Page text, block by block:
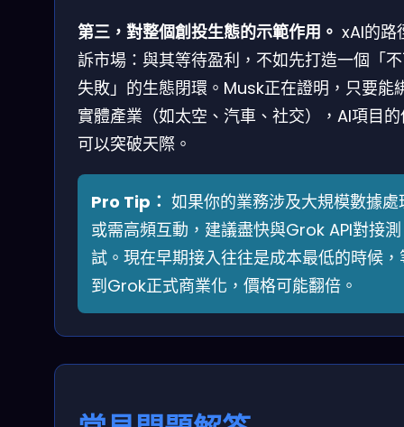
第三，對整個創投生態的示範作用。 xAI的路
訴市場：與其等待盈利，不如先打造一個「
失敗」的生態閉環。Musk正在證明，只要能
實體產業（如太空、汽車、社交），AI項目
可以突破天際。
Pro Tip： 如果你的業務涉及大規模數據處
或需高頻互動，建議盡快與Grok API對接測
試。現在早期接入往往是成本最低的時候，
到Grok正式商業化，價格可能翻倍。